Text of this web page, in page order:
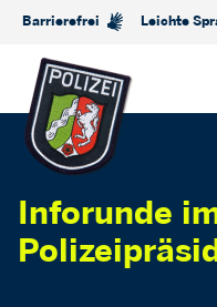
Barrierefrei Leichte
Inforunde